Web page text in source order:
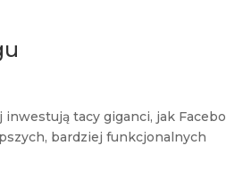
tacy giganci, jak
bardziej funkcjonalnych